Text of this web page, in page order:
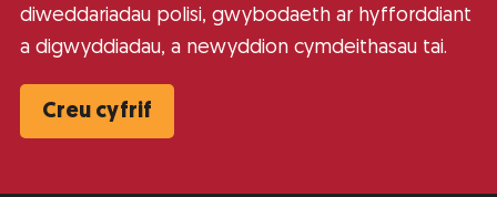
diweddariadau polisi, gwybodaeth ar hyfforddiant
a digwyddiadau, a newyddion cymdeithasau tai.
Creu cyfrif